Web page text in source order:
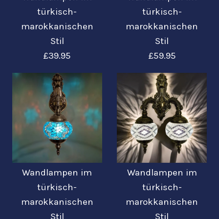
Turkish Moroccan
Style Wall Lamps
Mehr Details →
Turkish Moroccan
Style Wall Lamps
Mehr Details →
türkisch-
marokkanischen
Stil
£39.95
/2 /3
Wandlampen im
türkisch-
marokkanischen
Stil
£59.95
/2 /3
Wandlampen im
Wandlampen im
türkisch-
marokkanischen
Stil
Wandlampen im
türkisch-
marokkanischen
Stil